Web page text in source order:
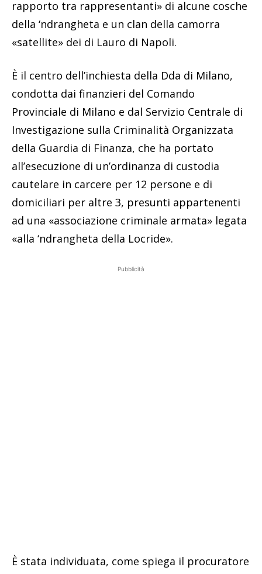
rapporto tra rappresentanti» di alcune cosche
della ‘ndrangheta e un clan della camorra
«satellite» dei di Lauro di Napoli.
È il centro dell’inchiesta della Dda di Milano,
condotta dai finanzieri del Comando
Provinciale di Milano e dal Servizio Centrale di
Investigazione sulla Criminalità Organizzata
della Guardia di Finanza, che ha portato
all’esecuzione di un’ordinanza di custodia
cautelare in carcere per 12 persone e di
domiciliari per altre 3, presunti appartenenti
ad una «associazione criminale armata» legata
«alla ‘ndrangheta della Locride».
Pubblicità
È stata individuata, come spiega il procuratore